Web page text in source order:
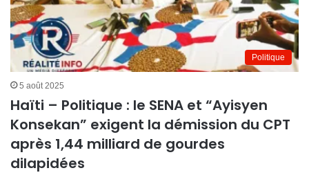
Politique
5 août 2025
Haïti – Politique : le SENA et “Ayisyen
Konsekan” exigent la démission du CPT
après 1,44 milliard de gourdes
dilapidées